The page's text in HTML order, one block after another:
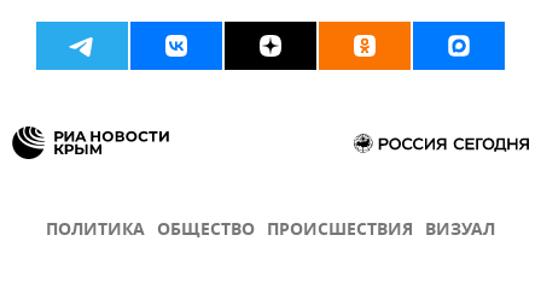
ПОЛИТИКА ОБЩЕСТВО ПРОИСШЕСТВИЯ ВИЗУАЛ